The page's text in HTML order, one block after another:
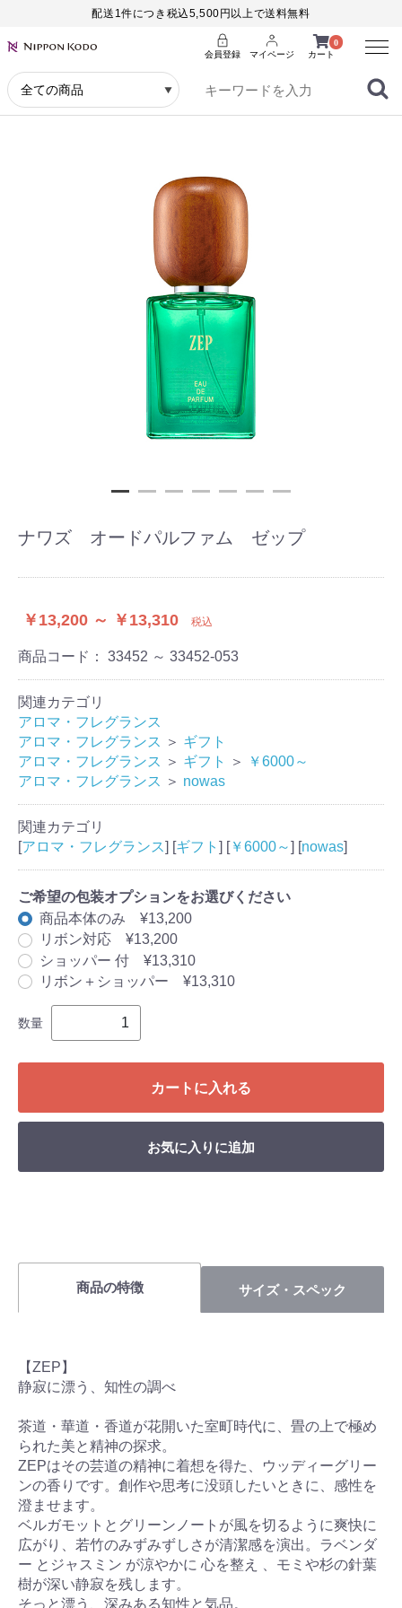
配送1件につき税込5,500円以上で送料無料
0
カート
会員登録 マイページ
Menu
ナワズ オードパルファム ゼップ
￥13,200 ～ ￥13,310 税込
商品コード： 33452 ～ 33452-053
関連カテゴリ
アロマ・フレグランス
アロマ・フレグランス ＞ ギフト
アロマ・フレグランス ＞ ギフト ＞
￥6000～
アロマ・フレグランス ＞ nowas
関連カテゴリ
[アロマ・フレグランス] [ギフト ] [￥6000～] [nowas]
ご希望の包装オプションをお選びください
商品本体のみ ¥13,200
リボン対応 ¥13,200
ショッパー 付 ¥13,310
リボン＋ショッパー ¥13,310
数量
カートに入れる
お気に入りに追加
商品の特徴 サイズ・スペック
【ZEP】
静寂に漂う、知性の調べ
茶道・華道・香道が花開いた室町時代に、畳の上で極め
られた美と精神の探求。
ZEPはその芸道の精神に着想を得た、ウッディーグリー
ンの香りです。創作や思考に没頭したいときに、感性を
澄ませます。
ベルガモットとグリーンノートが風を切るように爽快に
広がり、若竹のみずみずしさが清潔感を演出。ラベンダ
ー とジャスミン が涼やかに 心を整え 、モミや杉の針葉
樹が深い静寂を残します。
そっと漂う、深みある知性と気品。